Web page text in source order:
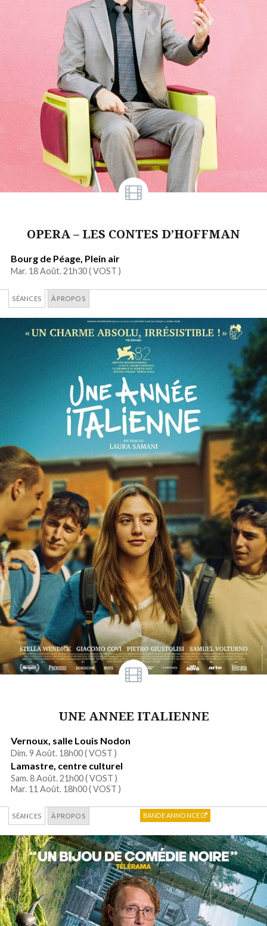
OPERA – LES CONTES D’HOFFMAN
Bourg de Péage, Plein air
Mar. 18 Août. 21h30 (VOST )
SÉANCES À PROPOS
UNE ANNEE ITALIENNE
Vernoux, salle Louis Nodon
Dim. 9 Août. 18h00 (VOST )
Lamastre, centre culturel
Sam. 8 Août. 21h00 (VOST )
Mar. 11 Août. 18h00 (VOST )
SÉANCES À PROPOS BANDE ANNONCE